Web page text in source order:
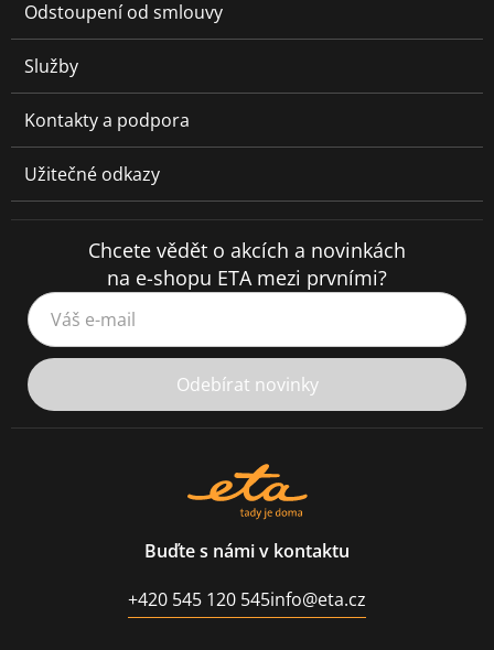
Odstoupení od smlouvy
Služby
Kontakty a podpora
Užitečné odkazy
Chcete vědět o akcích a novinkách
na e-shopu ETA mezi prvními?
Váš e-mail
Odebírat novinky
Buďte s námi v kontaktu
+420 545 120 545info@eta.cz